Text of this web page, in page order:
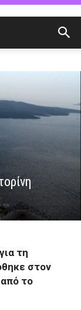
τη
στον
το